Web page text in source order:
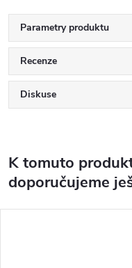
Parametry produktu
Recenze
Diskuse
K tomuto
doporučujeme